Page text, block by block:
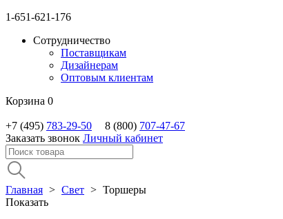
1-651-621-176
Сотрудничество
Поставщикам
Дизайнерам
Оптовым клиентам
Корзина 0
+7 (495) 783-29-50 8 (800) 707-47-67
Заказать звонок Личный кабинет
Главная > Свет > Торшеры
Показать